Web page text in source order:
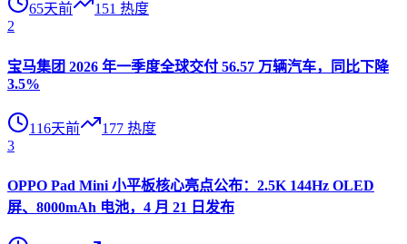
65天前 151 热度
2
宝马集团 2026 年一季度全球交付 56.57 万辆汽车，同比下降
3.5%
116天前 177 热度
3
OPPO Pad Mini 小平板核心亮点公布：2.5K 144Hz OLED
屏、8000mAh 电池，4 月 21 日发布